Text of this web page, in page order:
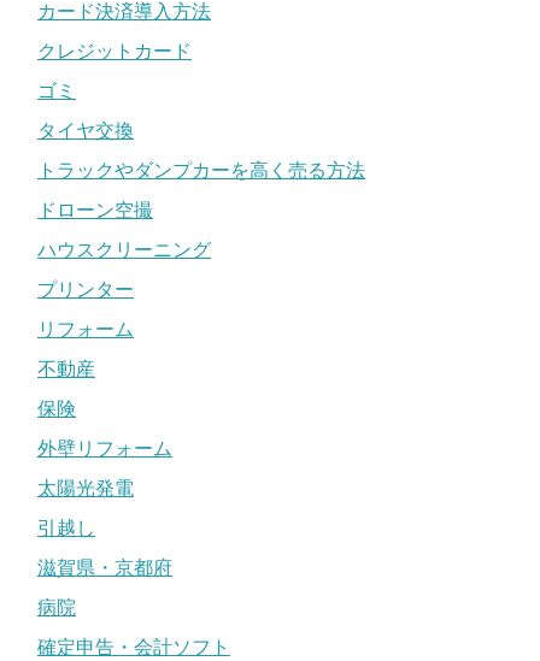
カード決済導入方法
クレジットカード
ゴミ
タイヤ交換
トラックやダンプカーを高く売る方法
ドローン空撮
ハウスクリーニング
プリンター
リフォーム
不動産
保険
外壁リフォーム
太陽光発電
引越し
滋賀県・京都府
病院
確定申告・会計ソフト